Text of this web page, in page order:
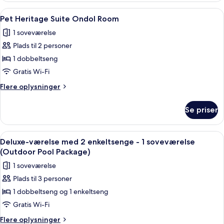
Ondol
Room
Indlæs
alle
billeder
af
Pet
Heritage
Suite
Ondol
En seng med en lille hund siddende
6
Pet Heritage Suite Ondol Room
1 soveværelse
Plads til 2 personer
1 dobbeltseng
Gratis Wi-Fi
Flere oplysninger
Flere
Heritage
Suite
Ondol
Room
Se priser
Indlæs
alle
billeder
af
Deluxe-
værelse
med
2
Et hotel kaldet MAISON GLAD med
10
Deluxe-værelse med 2 enkeltsenge - 1 soveværelse
(Outdoor Pool Package)
1 soveværelse
Plads til 3 personer
1 dobbeltseng og 1 enkeltseng
Gratis Wi-Fi
Flere oplysninger
Flere